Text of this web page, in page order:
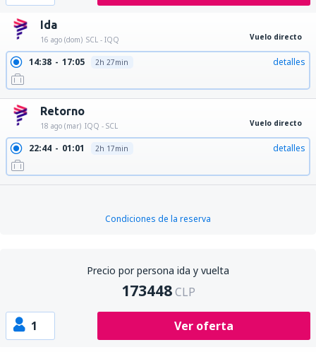
Ida
16 ago (dom) SCL - IQQ Vuelo directo
14:38 17:05 2h 27min detalles
Retorno
18 ago (mar) IQQ - SCL Vuelo directo
22:44 01:01 2h 17min detalles
Condiciones de la reserva
Precio por persona ida y vuelta
173448 CLP
1 Ver oferta